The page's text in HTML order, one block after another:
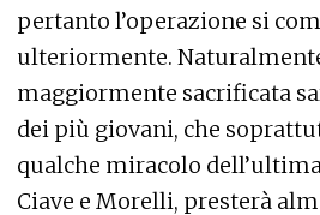
pertanto l’operazione si
ulteriormente.
maggiormente sacrificata
dei più giovani, che
qualche miracolo
Ciave e Morelli, presterà